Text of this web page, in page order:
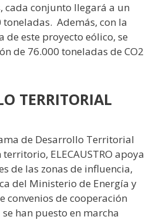
cada conjunto llegará a un
Además, con la
de este proyecto eólico, se
de 76.000 toneladas de CO2
TERRITORIAL
de Desarrollo Territorial
ELECAUSTRO apoya
de las zonas de influencia,
del Ministerio de Energía y
convenios de cooperación
han puesto en marcha